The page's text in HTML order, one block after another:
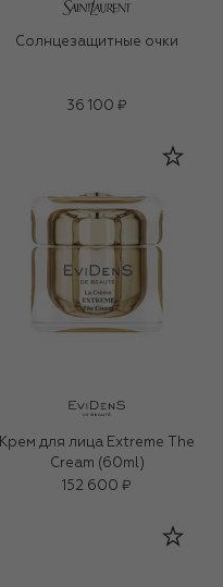
Солнцезащитные очки
36 100 ₽
Крем для лица Extreme The
Cream (60ml)
152 600 ₽